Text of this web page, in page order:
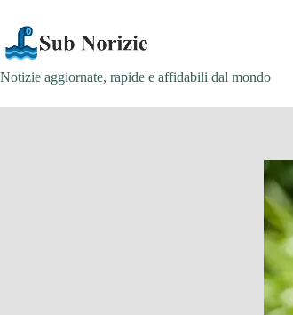
contenuto
Notizie aggiornate, rapide e affidabili dal mondo